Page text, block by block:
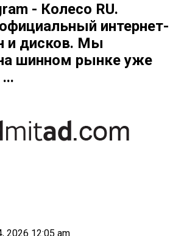
- Колесо RU.
интернет-
и дисков. Мы
шинном рынке уже
2026 12:05 am